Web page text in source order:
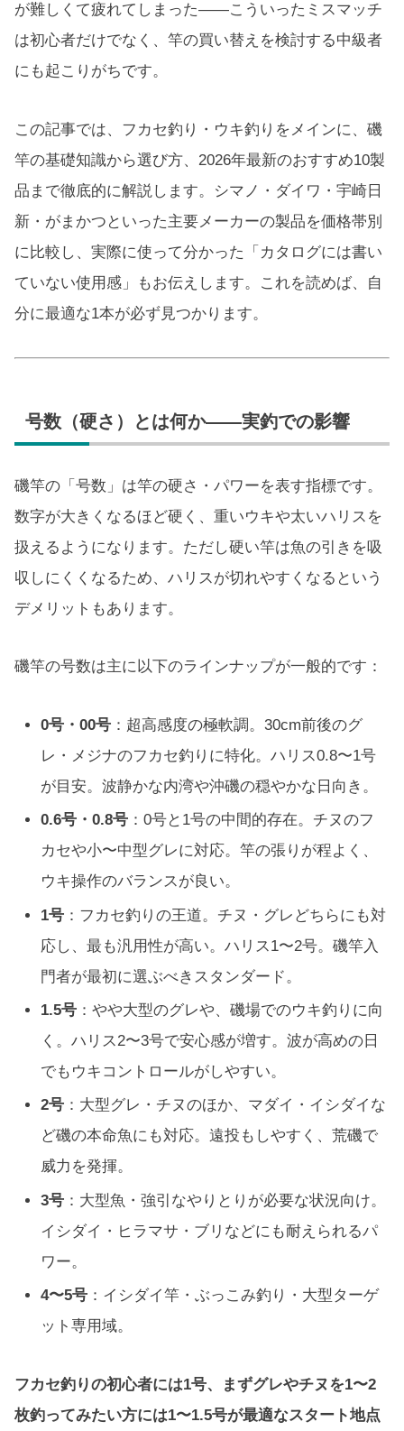
が難しくて疲れてしまった——こういったミスマッチ
は初心者だけでなく、竿の買い替えを検討する中級者
にも起こりがちです。
この記事では、フカセ釣り・ウキ釣りをメインに、磯
竿の基礎知識から選び方、2026年最新のおすすめ10製
品まで徹底的に解説します。シマノ・ダイワ・宇崎日
新・がまかつといった主要メーカーの製品を価格帯別
に比較し、実際に使って分かった「カタログには書い
ていない使用感」もお伝えします。これを読めば、自
分に最適な1本が必ず見つかります。
号数（硬さ）とは何か——実釣での影響
磯竿の「号数」は竿の硬さ・パワーを表す指標です。
数字が大きくなるほど硬く、重いウキや太いハリスを
扱えるようになります。ただし硬い竿は魚の引きを吸
収しにくくなるため、ハリスが切れやすくなるという
デメリットもあります。
磯竿の号数は主に以下のラインナップが一般的です：
0号・00号 ：超高感度の極軟調。30cm前後のグ
レ・メジナのフカセ釣りに特化。ハリス0.8〜1号
が目安。波静かな内湾や沖磯の穏やかな日向き。
0.6号・0.8号 ：0号と1号の中間的存在。チヌのフ
カセや小〜中型グレに対応。竿の張りが程よく、
ウキ操作のバランスが良い。
1号 ：フカセ釣りの王道。チヌ・グレどちらにも対
応し、最も汎用性が高い。ハリス1〜2号。磯竿入
門者が最初に選ぶべきスタンダード。
1.5号 ：やや大型のグレや、磯場でのウキ釣りに向
く。ハリス2〜3号で安心感が増す。波が高めの日
でもウキコントロールがしやすい。
2号 ：大型グレ・チヌのほか、マダイ・イシダイな
ど磯の本命魚にも対応。遠投もしやすく、荒磯で
威力を発揮。
3号 ：大型魚・強引なやりとりが必要な状況向け。
イシダイ・ヒラマサ・ブリなどにも耐えられるパ
ワー。
4〜5号 ：イシダイ竿・ぶっこみ釣り・大型ターゲ
ット専用域。
フカセ釣りの初心者には1号、まずグレやチヌを1〜2
枚釣ってみたい方には1〜1.5号が最適なスタート地点